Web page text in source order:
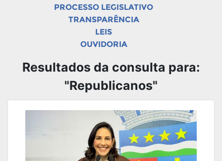
PROCESSO LEGISLATIVO
TRANSPARÊNCIA
LEIS
OUVIDORIA
Resultados da consulta para:
"Republicanos"